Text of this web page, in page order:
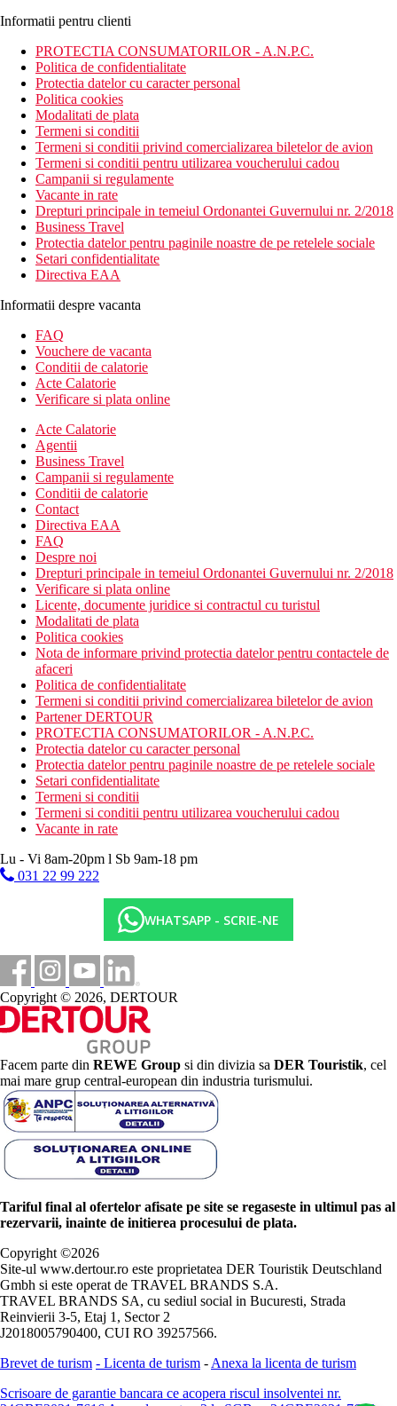
Informatii pentru clienti
PROTECTIA CONSUMATORILOR - A.N.P.C.
Politica de confidentialitate
Protectia datelor cu caracter personal
Politica cookies
Modalitati de plata
Termeni si conditii
Termeni si conditii privind comercializarea biletelor de avion
Termeni si conditii pentru utilizarea voucherului cadou
Campanii si regulamente
Vacante in rate
Drepturi principale in temeiul Ordonantei Guvernului nr. 2/2018
Business Travel
Protectia datelor pentru paginile noastre de pe retelele sociale
Setari confidentialitate
Directiva EAA
Informatii despre vacanta
FAQ
Vouchere de vacanta
Conditii de calatorie
Acte Calatorie
Verificare si plata online
Acte Calatorie
Agentii
Business Travel
Campanii si regulamente
Conditii de calatorie
Contact
Directiva EAA
FAQ
Despre noi
Drepturi principale in temeiul Ordonantei Guvernului nr. 2/2018
Verificare si plata online
Licente, documente juridice si contractul cu turistul
Modalitati de plata
Politica cookies
Nota de informare privind protectia datelor pentru contactele de
afaceri
Politica de confidentialitate
Termeni si conditii privind comercializarea biletelor de avion
Partener DERTOUR
PROTECTIA CONSUMATORILOR - A.N.P.C.
Protectia datelor cu caracter personal
Protectia datelor pentru paginile noastre de pe retelele sociale
Setari confidentialitate
Termeni si conditii
Termeni si conditii pentru utilizarea voucherului cadou
Vacante in rate
Lu - Vi 8am-20pm l Sb 9am-18 pm
031 22 99 222
WHATSAPP - SCRIE-NE
Copyright © 2026, DERTOUR
Facem parte din REWE Group si din divizia sa DER Touristik, cel
mai mare grup central-european din industria turismului.
Tariful final al ofertelor afisate pe site se regaseste in ultimul pas al
rezervarii, inainte de initierea procesului de plata.
Copyright ©2026
Site-ul www.dertour.ro este proprietatea DER Touristik Deutschland
Gmbh si este operat de TRAVEL BRANDS S.A.
TRAVEL BRANDS SA, cu sediul social in Bucuresti, Strada
Reinvierii 3-5, Etaj 1, Sector 2
J2018005790400, CUI RO 39257566.
Brevet de turism - Licenta de turism - Anexa la licenta de turism
Scrisoare de garantie bancara ce acopera riscul insolventei nr.